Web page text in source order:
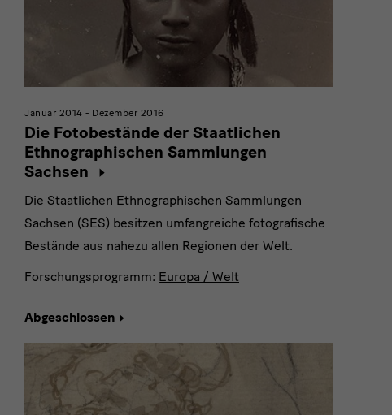
Januar 2014 - Dezember 2016
Die Fotobestände der Staatlichen
Ethnographischen Sammlungen
Sachsen
Die Staatlichen Ethnographischen Sammlungen
Sachsen (SES) besitzen umfangreiche fotografische
Bestände aus nahezu allen Regionen der Welt.
Forschungsprogramm: Europa / Welt
Abgeschlossen